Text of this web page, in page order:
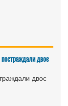
постраждали двоє
двоє